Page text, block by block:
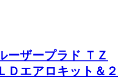
ーザープラド ＴＺ
エアロキット＆２